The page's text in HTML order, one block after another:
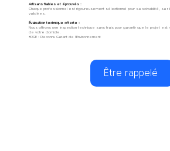
Artisans fiables et éprouvés :
Chaque professionnel est rigoureusement sélectionné pour sa solvabilité, sa
validées.
Évaluation technique offerte :
Nous offrons une inspection technique sans frais pour garantir que le projet
de votre domicile.
*RGE : Reconnu Garant de l'Environnement
Être rappelé